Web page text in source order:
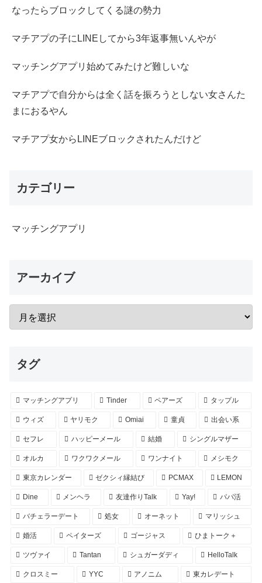
なったらブロックしてくる謎の勢力
マチアプの子にLINEしてから3年返事無いんやが
マッチングアプリ始めてみたけど難しいな
マチアプで自分からは全く話を振ろうとしない女さんた
まにおるやん
マチアプ女からLINEブロックされたんだけど
カテゴリー
マッチングアプリ
アーカイブ
タグ
マッチングアプリ Tinder ペアーズ タップル
ウィズ ヤリモク Omiai 童貞 出会い系
セフレ ハッピーメール 結婚 シングルマザー
オルカ ワクワクメール ワンナイト メシモク
東京カレンダー ゼクシィ縁結び PCMAX LEMON
Dine メンヘラ 友達作りTalk Yay! パパ活
バチェラーデート 処女 オーネット マリッシュ
婚活 ペイターズ ゴージャス ひまトーク＋
ツヴァイ Tantan シュガーダディ HelloTalk
クロスミー YYC アノニム 東カレデート